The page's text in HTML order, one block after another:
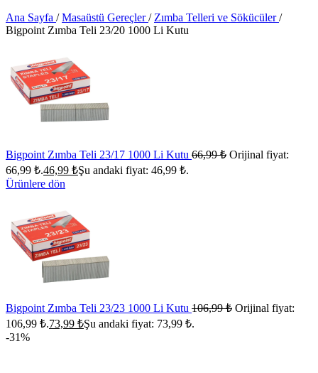
Ana Sayfa / Masaüstü Gereçler/ Zımba Telleri ve Sökücüler/
Bigpoint Zımba Teli 23/20 1000 Li Kutu
Bigpoint Zımba Teli 23/17 1000 Li Kutu 66,99₺ Orijinal fiyat:
66,99 ₺.46,99 ₺Şu andaki fiyat: 46,99 ₺.
Ürünlere dön
Bigpoint Zımba Teli 23/23 1000 Li Kutu 106,99₺ Orijinal fiyat:
106,99 ₺.73,99 ₺Şu andaki fiyat: 73,99 ₺.
-31%